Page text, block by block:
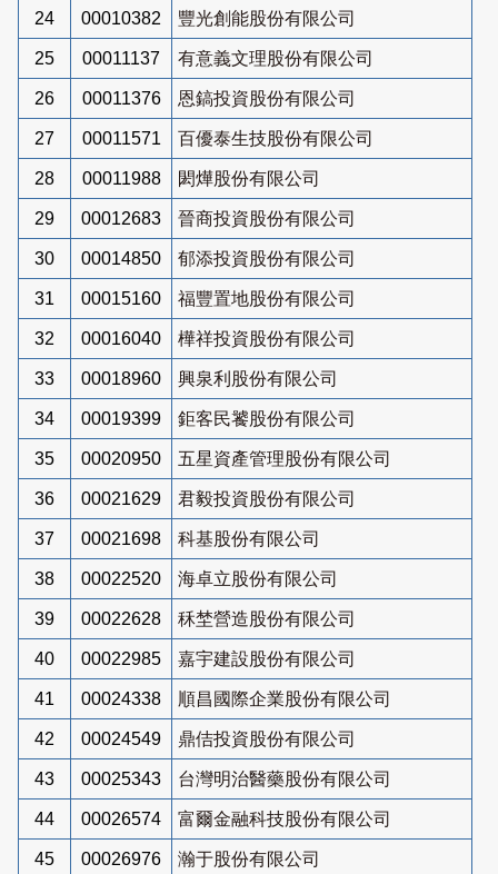
24 00010382 豐光創能股份有限公司
25 00011137 有意義文理股份有限公司
26 00011376 恩鎬投資股份有限公司
27 00011571 百優泰生技股份有限公司
28 00011988 閎燁股份有限公司
29 00012683 晉商投資股份有限公司
30 00014850 郁添投資股份有限公司
31 00015160 福豐置地股份有限公司
32 00016040 樺祥投資股份有限公司
33 00018960 興泉利股份有限公司
34 00019399 鉅客民饕股份有限公司
35 00020950 五星資產管理股份有限公司
36 00021629 君毅投資股份有限公司
37 00021698 科基股份有限公司
38 00022520 海卓立股份有限公司
39 00022628 秝埜營造股份有限公司
40 00022985 嘉宇建設股份有限公司
41 00024338 順昌國際企業股份有限公司
42 00024549 鼎佶投資股份有限公司
43 00025343 台灣明治醫藥股份有限公司
44 00026574 富爾金融科技股份有限公司
45 00026976 瀚于股份有限公司